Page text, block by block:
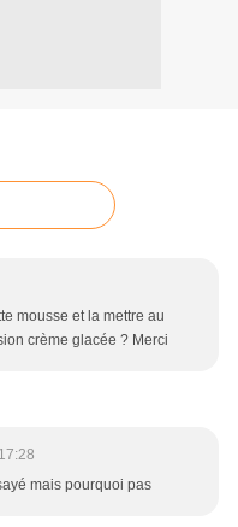
mousse et la mettre au
crème glacée ? Merci
mais pourquoi pas